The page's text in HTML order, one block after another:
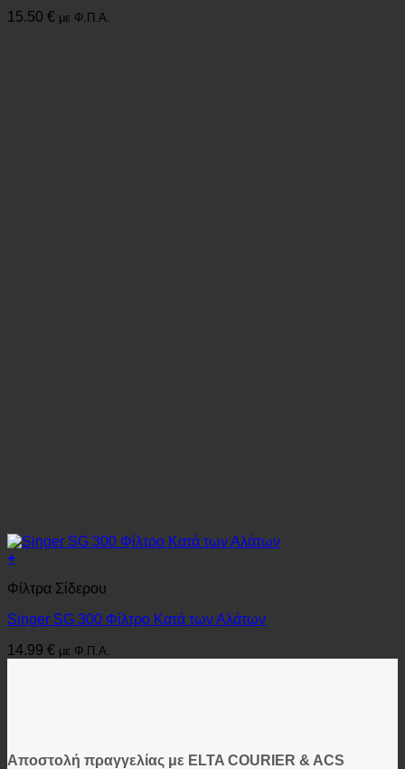
15.50 € με Φ.Π.Α.
+
Φίλτρα Σίδερου
Singer SG 300 Φίλτρο Κατά των Αλάτων
14.99 € με Φ.Π.Α.
Αποστολή πραγγελίας με ELTA COURIER & ACS